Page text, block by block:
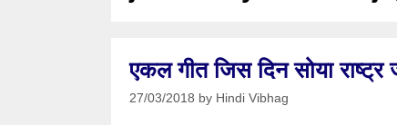
एकल गीत जिस दिन सोया
27/03/2018 by Hindi Vibhag